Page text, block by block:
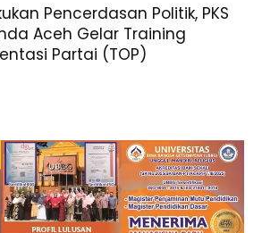
Pencerdasan Politik, PKS
Aceh Gelar Training
Partai (TOP)